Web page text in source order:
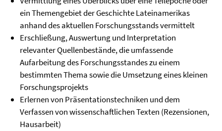
ein Themengebiet der Geschichte Lateinamerikas
anhand des aktuellen Forschungsstands vermittelt
Erschließung, Auswertung und Interpretation
relevanter Quellenbestände, die umfassende
Aufarbeitung des Forschungsstandes zu einem
bestimmten Thema sowie die Umsetzung eines kleinen
Forschungsprojekts
Erlernen von Präsentationstechniken und dem
Verfassen von wissenschaftlichen Texten (Rezensionen,
Hausarbeit)